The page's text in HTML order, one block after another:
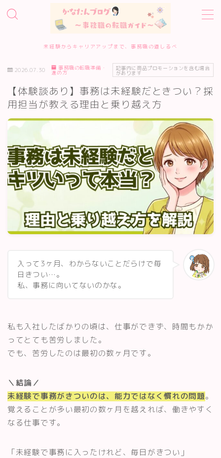
未経験からキャリアアップまで、事務職の道しるべ
ホーム
事務職転職サービス診断
転職エージェント10選
転職準備・進め方
エージェント・サイトの評判
履歴書・面接対策
スキルアップ・資格
記事一覧
運営者情報
2026.07.30 事務職の転職準備・
進め方
記事内に商品プロモーションを含む場合
があります
【体験談あり】事務は未経験だときつい？採
用担当が教える理由と乗り越え方
入って3ヶ月、わからないことだらけで毎
日きつい…。
私、事務に向いてないのかな。
私も入社したばかりの頃は、仕事ができず、時間もかか
ってとても苦労しました。
でも、苦労したのは最初の数ヶ月です。
＼結論／
未経験で事務がきついのは、能力ではなく慣れの問題。
覚えることが多い最初の数ヶ月を越えれば、働きやすく
なる仕事です。
「未経験で事務に入ったけれど、毎日がきつい」